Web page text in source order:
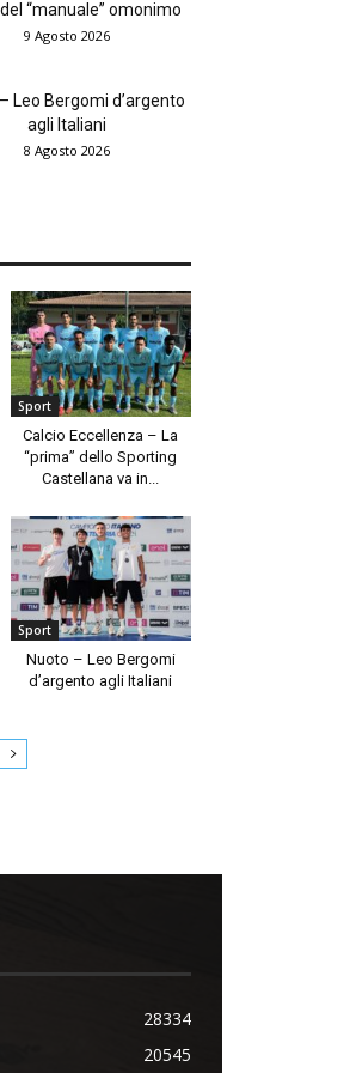
“manuale” omonimo
9 Agosto 2026
Leo Bergomi d’argento
agli Italiani
8 Agosto 2026
Sport
Calcio Eccellenza – La
“prima” dello Sporting
Castellana va in...
Sport
Nuoto – Leo Bergomi
d’argento agli Italiani
28334
20545